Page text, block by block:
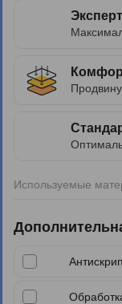
Эксперт
Используемые